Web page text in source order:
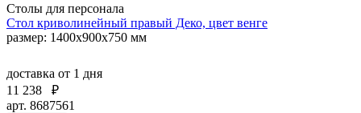
Столы для персонала
Стол криволинейный правый Деко, цвет венге
размер: 1400х900х750 мм
доставка от 1 дня
11 238
₽
арт. 8687561